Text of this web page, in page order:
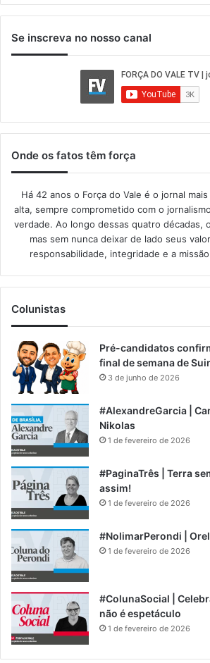
Se inscreva no nosso canal
Onde os fatos têm força
Há 42 anos o Força do Vale é o jornal
alta, sempre comprometido com o
verdade. Ao longo dessas quatro décadas,
mas sem nunca deixar de lado seus
responsabilidade, integridade e a
Colunistas
Pré-candidatos
final de semana de
3 de junho de 2026
#AlexandreGarcia |
Nikolas
1 de fevereiro de 2026
#PaginaTrês | Terra
assim!
1 de fevereiro de 2026
#NolimarPerondi |
1 de fevereiro de 2026
#ColunaSocial |
não é espetáculo
1 de fevereiro de 2026